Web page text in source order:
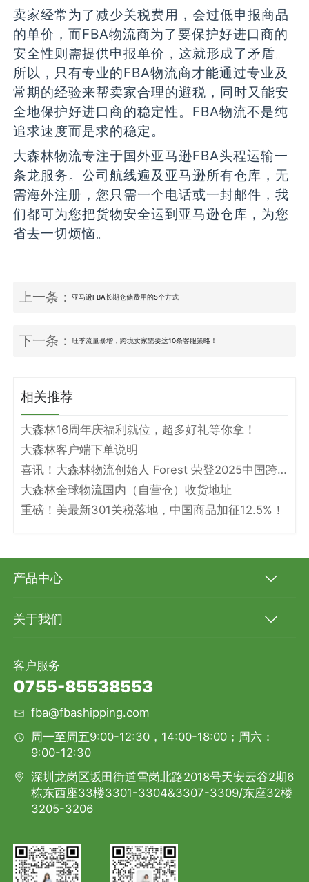
卖家经常为了减少关税费用，会过低申报商品
的单价，而FBA物流商为了要保护好进口商的
安全性则需提供申报单价，这就形成了矛盾。
所以，只有专业的FBA物流商才能通过专业及
常期的经验来帮卖家合理的避税，同时又能安
全地保护好进口商的稳定性。FBA物流不是纯
追求速度而是求的稳定。
大森林物流专注于国外亚马逊FBA头程运输一
条龙服务。公司航线遍及亚马逊所有仓库，无
需海外注册，您只需一个电话或一封邮件，我
们都可为您把货物安全运到亚马逊仓库，为您
省去一切烦恼。
上一条：亚马逊FBA长期仓储费用的5个方式
下一条：旺季流量暴增，跨境卖家需要这10条客服策略！
相关推荐
大森林16周年庆福利就位，超多好礼等你拿！
大森林客户端下单说明
喜讯！大森林物流创始人 Forest 荣登2025中国跨境电商物流名人堂！
大森林全球物流国内（自营仓）收货地址
重磅！美最新301关税落地，中国商品加征12.5%！
产品中心
关于我们
客户服务
0755-85538553
fba@fbashipping.com
周一至周五9:00-12:30，14:00-18:00；周六：
9:00-12:30
深圳龙岗区坂田街道雪岗北路2018号天安云谷2期6
栋东西座33楼3301-3304&3307-3309/东座32楼
3205-3206